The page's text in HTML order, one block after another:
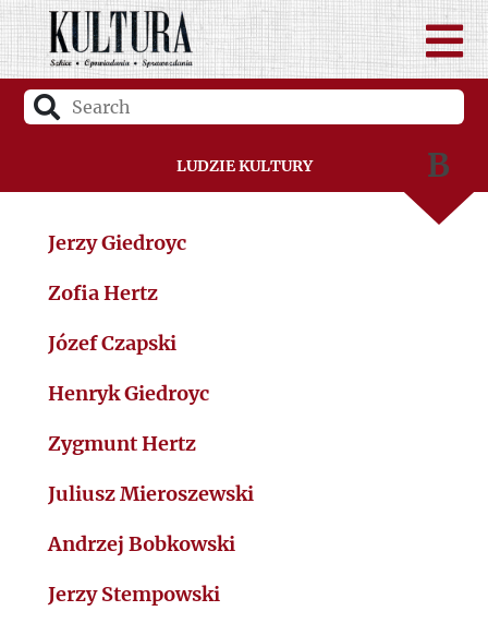
Ludzie Kultury
B
C
Jerzy Giedroyc
Zofia Hertz
Józef Czapski
Henryk Giedroyc
Zygmunt Hertz
Juliusz Mieroszewski
Andrzej Bobkowski
Jerzy Stempowski